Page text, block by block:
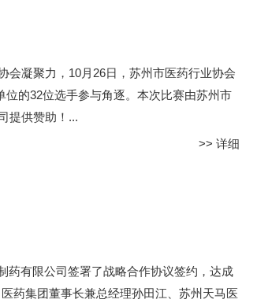
会凝聚力，10月26日，苏州市医药行业协会
位的32位选手参与角逐。本次比赛由苏州市
提供赞助！...
>> 详细
药有限公司签署了战略合作协议签约，达成
药集团董事长兼总经理孙田江、苏州天马医